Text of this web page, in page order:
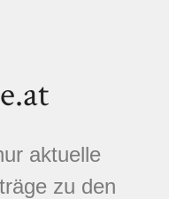
aktuelle
zu den